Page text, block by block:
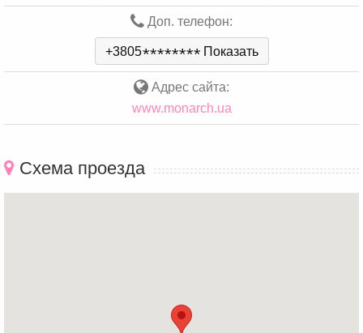
Доп. телефон:
+3805******** Показать
Адрес сайта:
www.monarch.ua
Схема проезда